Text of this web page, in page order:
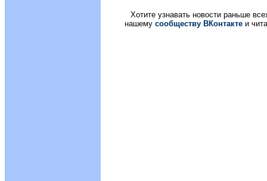
Хотите узнавать новости раньше
нашему сообществу ВКонтакте и